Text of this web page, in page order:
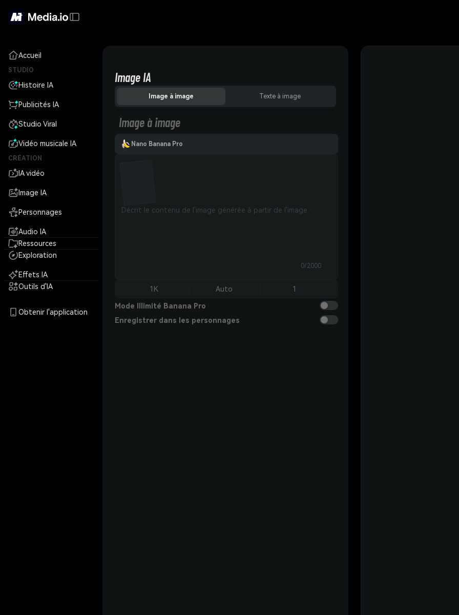
Accueil
STUDIO
Histoire IA
Publicités IA
Studio Viral
Vidéo musicale IA
CRÉATION
IA vidéo
Image IA
Personnages
Audio IA
Ressources
Exploration
Effets IA
Outils d'IA
Obtenir l'application
Image IA
Image à image Texte à image
Image à image
Nano Banana Pro
0/2000
1K Auto 1
Mode Illimité Banana Pro
Enregistrer dans les personnages